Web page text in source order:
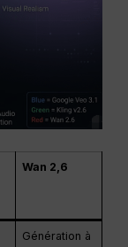
Wan 2,6
Génération à